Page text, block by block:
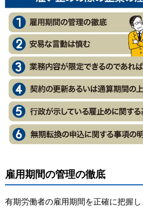
雇用期間の管理の徹底
有期労働者の雇用期間を正確に把握